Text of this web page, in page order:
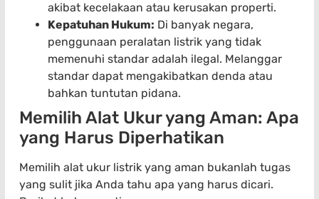
akibat kecelakaan atau kerusakan properti.
Kepatuhan Hukum: Di banyak negara,
penggunaan peralatan listrik yang tidak
memenuhi standar adalah ilegal. Melanggar
standar dapat mengakibatkan denda atau
bahkan tuntutan pidana.
Memilih Alat Ukur yang Aman: Apa
yang Harus Diperhatikan
Memilih alat ukur listrik yang aman bukanlah tugas
yang sulit jika Anda tahu apa yang harus dicari.